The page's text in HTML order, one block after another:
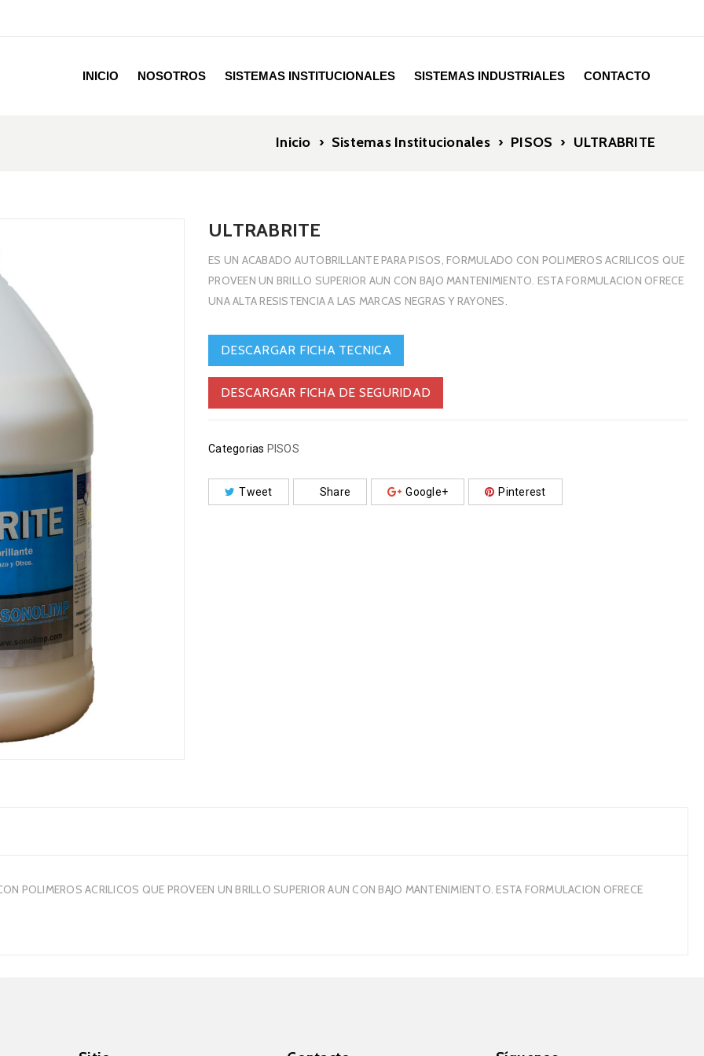
INICIO NOSOTROS SISTEMAS INSTITUCIONALES SISTEMAS INDUSTRIALES CONTACTO
Inicio › Sistemas Institucionales › PISOS › ULTRABRITE
ULTRABRITE
ES UN ACABADO AUTOBRILLANTE PARA PISOS, FORMULADO CON POLIMEROS ACRILICOS QUE
PROVEEN UN BRILLO SUPERIOR AUN CON BAJO MANTENIMIENTO. ESTA FORMULACION OFRECE
UNA ALTA RESISTENCIA A LAS MARCAS NEGRAS Y RAYONES.
DESCARGAR FICHA TECNICA
DESCARGAR FICHA DE SEGURIDAD
Categorias PISOS
Tweet Share Google+ Pinterest
POLIMEROS ACRILICOS QUE PROVEEN UN BRILLO SUPERIOR AUN CON BAJO MANTENIMIENTO. ESTA FORMULACION OFRECE